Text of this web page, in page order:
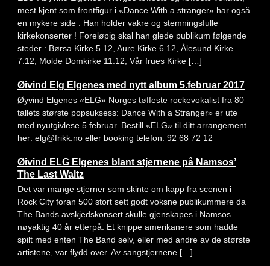
mest kjent som frontfigur i «Dance With a stranger» har også
en mykere side : Han holder vakre og stemningsfulle
kirkekonserter ! Foreløpig skal han glede publikum følgende
steder : Børsa Kirke 5.12, Aure Kirke 6.12, Ålesund Kirke
7.12, Molde Domkirke 11.12, Vår frues Kirke […]
Øivind Elg Elgenes med nytt album 5.februar 2017
Øyvind Elgenes «ELG» Norges tøffeste rockevokalist fra 80
tallets største popsuksess: Dance With a Stranger» er ute
med nyutgivlese 5.februar. Bestill «ELG» til ditt arrangement
her: elg@frikk.no eller booking telefon: 92 68 72 12
Øivind ELG Elgenes blant stjernene på Namsos’
The Last Waltz
Det var mange stjerner som skinte om kapp fra scenen i
Rock City foran 500 stort sett godt voksne publikummere da
The Bands avskjedskonsert skulle gjenskapes i Namsos
nøyaktig 40 år etterpå. Et knippe amerikanere som hadde
spilt med enten The Band selv, eller med andre av de største
artistene, var flydd over. Av sangstjernene […]